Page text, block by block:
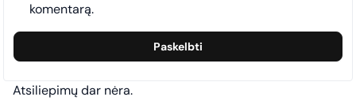
Atsiliepimų dar nėra.
komentarą.